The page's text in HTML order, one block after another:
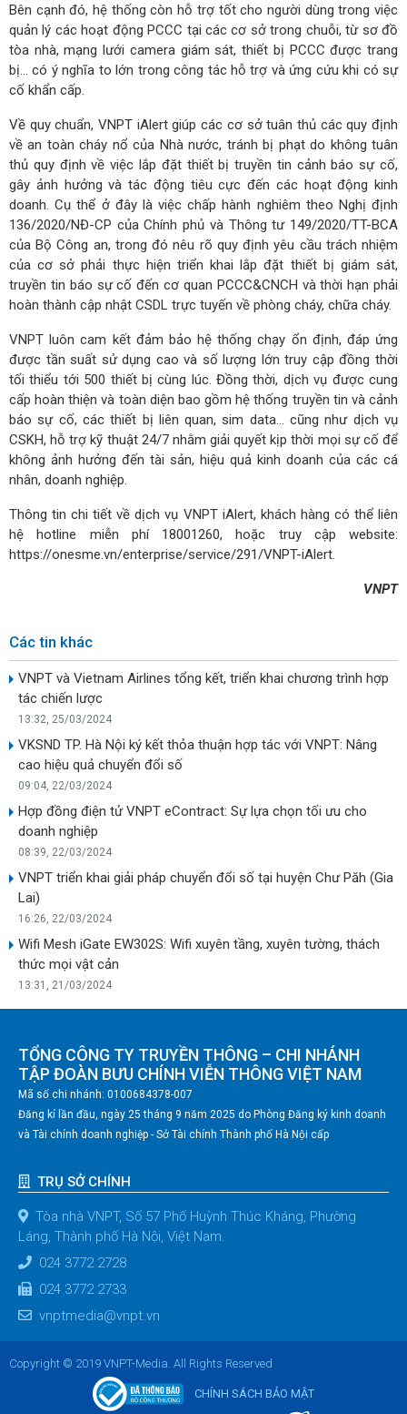
Bên cạnh đó, hệ thống còn hỗ trợ tốt cho người dùng trong việc
quản lý các hoạt động PCCC tại các cơ sở trong chuỗi, từ sơ đồ
tòa nhà, mạng lưới camera giám sát, thiết bị PCCC được trang
bị… có ý nghĩa to lớn trong công tác hỗ trợ và ứng cứu khi có sự
cố khẩn cấp.
Về quy chuẩn, VNPT iAlert giúp các cơ sở tuân thủ các quy định
về an toàn cháy nổ của Nhà nước, tránh bị phạt do không tuân
thủ quy định về việc lắp đặt thiết bị truyền tin cảnh báo sự cố,
gây ảnh hưởng và tác động tiêu cực đến các hoạt động kinh
doanh. Cụ thể ở đây là việc chấp hành nghiêm theo Nghị định
136/2020/NĐ-CP của Chính phủ và Thông tư 149/2020/TT-BCA
của Bộ Công an, trong đó nêu rõ quy định yêu cầu trách nhiệm
của cơ sở phải thực hiện triển khai lắp đặt thiết bị giám sát,
truyền tin báo sự cố đến cơ quan PCCC&CNCH và thời hạn phải
hoàn thành cập nhật CSDL trực tuyến về phòng cháy, chữa cháy.
VNPT luôn cam kết đảm bảo hệ thống chạy ổn định, đáp ứng
được tần suất sử dụng cao và số lượng lớn truy cập đồng thời
tối thiểu tới 500 thiết bị cùng lúc. Đồng thời, dịch vụ được cung
cấp hoàn thiện và toàn diện bao gồm hệ thống truyền tin và cảnh
báo sự cố, các thiết bị liên quan, sim data… cũng như dịch vụ
CSKH, hỗ trợ kỹ thuật 24/7 nhằm giải quyết kịp thời mọi sự cố để
không ảnh hưởng đến tài sản, hiệu quả kinh doanh của các cá
nhân, doanh nghiệp.
Thông tin chi tiết về dịch vụ VNPT iAlert, khách hàng có thể liên
hệ hotline miễn phí 18001260, hoặc truy cập website:
https://onesme.vn/enterprise/service/291/VNPT-iAlert.
VNPT
Các tin khác
VNPT và Vietnam Airlines tổng kết, triển khai chương trình hợp
tác chiến lược
13:32, 25/03/2024
VKSND TP. Hà Nội ký kết thỏa thuận hợp tác với VNPT: Nâng
cao hiệu quả chuyển đổi số
09:04, 22/03/2024
Hợp đồng điện tử VNPT eContract: Sự lựa chọn tối ưu cho
doanh nghiệp
08:39, 22/03/2024
VNPT triển khai giải pháp chuyển đổi số tại huyện Chư Păh (Gia
Lai)
16:26, 22/03/2024
Wifi Mesh iGate EW302S: Wifi xuyên tầng, xuyên tường, thách
thức mọi vật cản
13:31, 21/03/2024
TỔNG CÔNG TY TRUYỀN THÔNG – CHI NHÁNH
TẬP ĐOÀN BƯU CHÍNH VIỄN THÔNG VIỆT NAM
Mã số chi nhánh: 0100684378-007
Đăng kí lần đầu, ngày 25 tháng 9 năm 2025 do Phòng Đăng ký kinh doanh
và Tài chính doanh nghiệp - Sở Tài chính Thành phố Hà Nội cấp
TRỤ SỞ CHÍNH
Tòa nhà VNPT, Số 57 Phố Huỳnh Thúc Kháng, Phường
Láng, Thành phố Hà Nội, Việt Nam.
024 3772 2728
024 3772 2733
vnptmedia@vnpt.vn
Copyright © 2019 VNPT-Media. All Rights Reserved
CHÍNH SÁCH BẢO MẬT